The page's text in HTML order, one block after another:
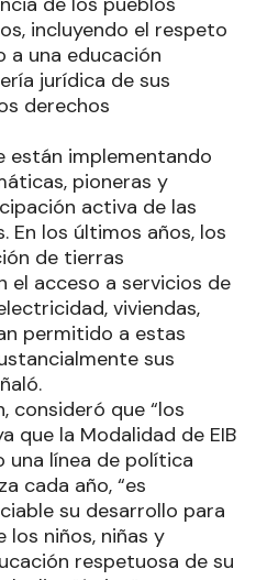
incluyendo el respeto
a una educación
jurídica de sus
derechos
están implementando
pioneras y
activa de las
En los últimos años, los
de tierras
el acceso a servicios de
viviendas,
permitido a estas
sus
consideró que “los
que la Modalidad de EIB
una línea de política
cada año, “es
su desarrollo para
los niños, niñas y
respetuosa de su